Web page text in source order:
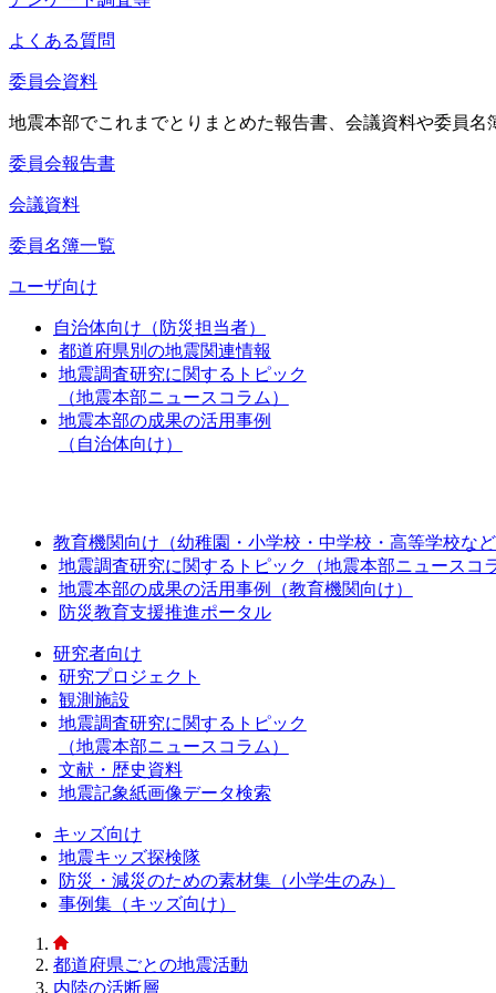
よくある質問
委員会資料
地震本部でこれまでとりまとめた報告書、会議資料や委員名
委員会報告書
会議資料
委員名簿一覧
ユーザ向け
自治体向け（防災担当者）
都道府県別の地震関連情報
地震調査研究に関するトピック
（地震本部ニュースコラム）
地震本部の成果の活用事例
（自治体向け）
教育機関向け（幼稚園・小学校・中学校・高等学校など
地震調査研究に関するトピック（地震本部ニュースコ
地震本部の成果の活用事例（教育機関向け）
防災教育支援推進ポータル
研究者向け
研究プロジェクト
観測施設
地震調査研究に関するトピック
（地震本部ニュースコラム）
文献・歴史資料
地震記象紙画像データ検索
キッズ向け
地震キッズ探検隊
防災・減災のための素材集（小学生のみ）
事例集（キッズ向け）
都道府県ごとの地震活動
内陸の活断層